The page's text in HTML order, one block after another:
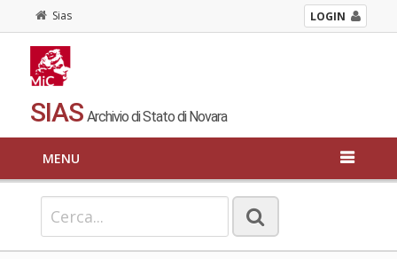
Sias LOGIN
SIAS Archivio di Stato di Novara
MENU